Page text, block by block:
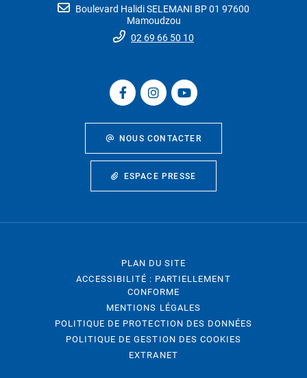
Boulevard Halidi SELEMANI BP 01 97600
Mamoudzou
02 69 66 50 10
NOUS CONTACTER
ESPACE PRESSE
PLAN DU SITE
ACCESSIBILITÉ : PARTIELLEMENT
CONFORME
MENTIONS LÉGALES
POLITIQUE DE PROTECTION DES DONNÉES
POLITIQUE DE GESTION DES COOKIES
EXTRANET